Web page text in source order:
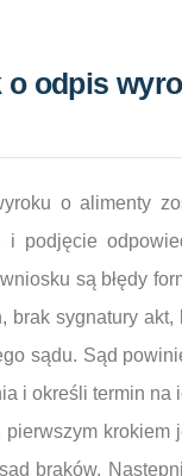
odpis
o alimenty
i podjęcie
są błędy
brak sygnatury
sądu. Sąd
i określi termin na
braków.